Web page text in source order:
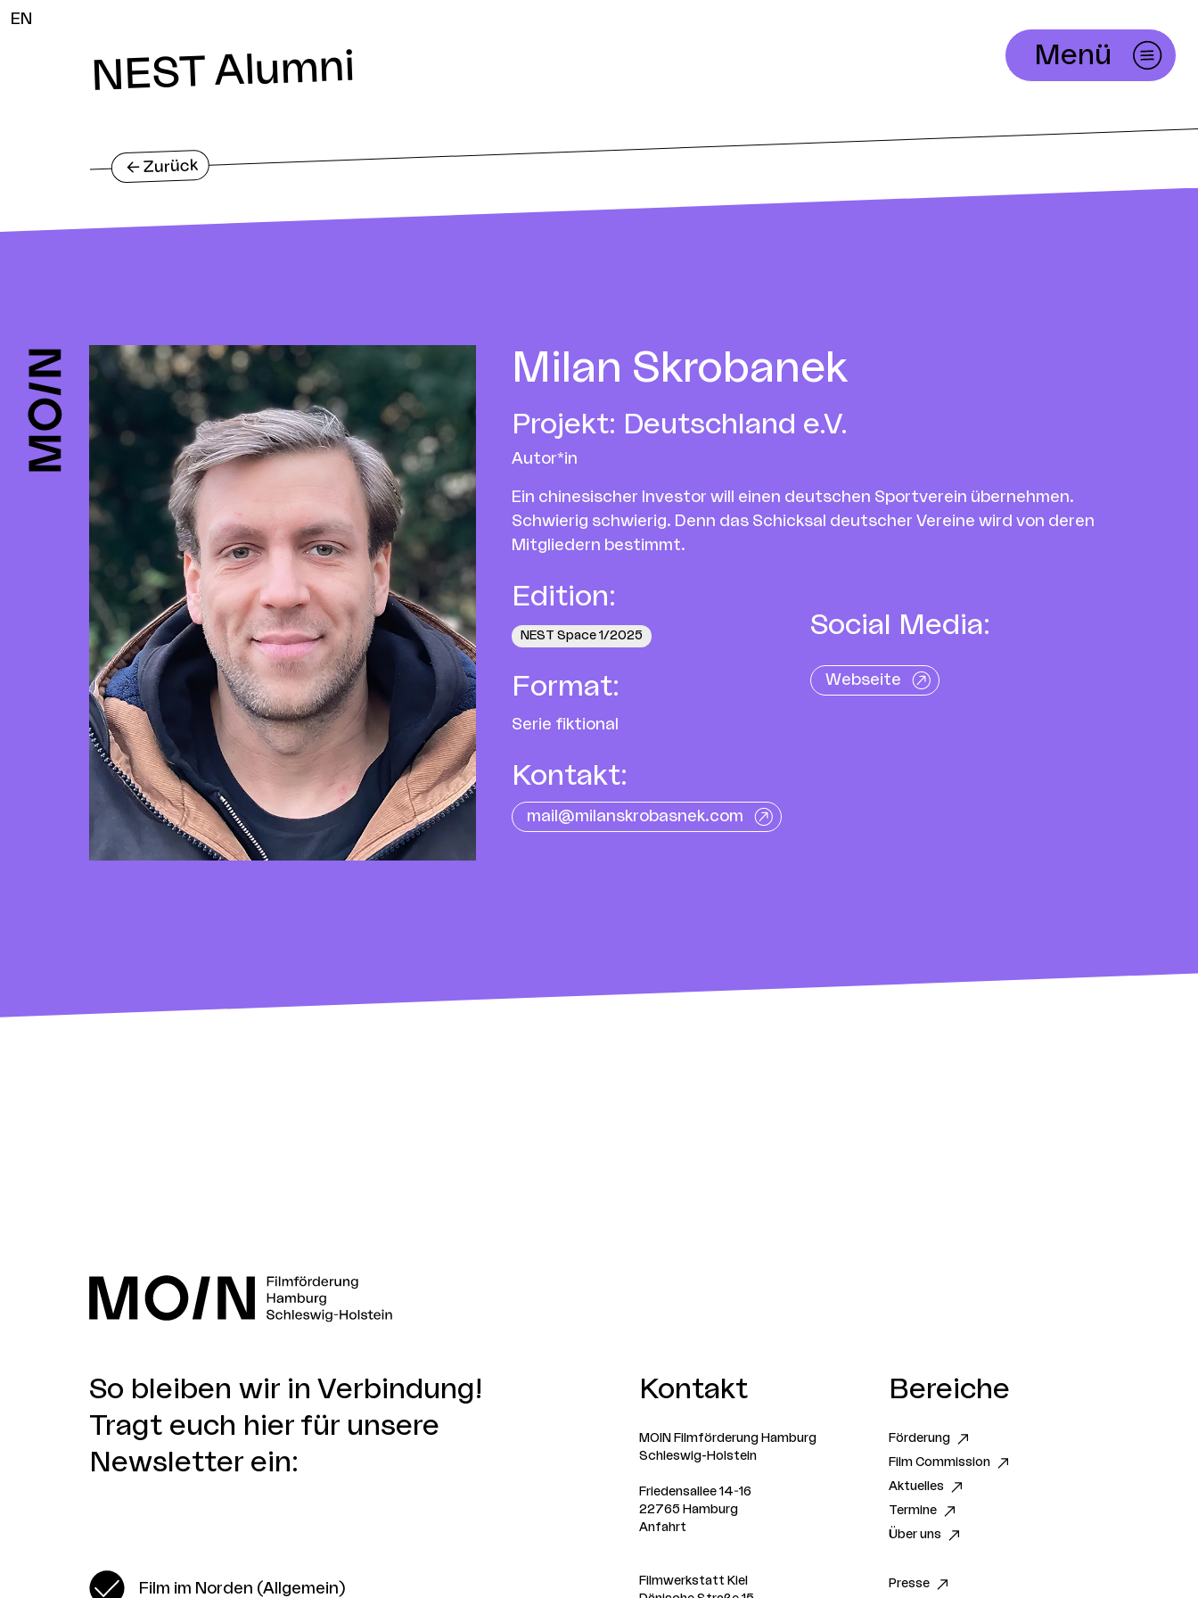
EN
Menü
NEST Alumni
<- Zurück
Milan Skrobanek
Projekt: Deutschland e.V.
Autor*in
Ein chinesischer Investor will einen deutschen Sportverein übernehmen.
Schwierig schwierig. Denn das Schicksal deutscher Vereine wird von deren
Mitgliedern bestimmt.
Edition:
NEST Space 1/2025
Format:
Serie fiktional
Kontakt:
mail@milanskrobasnek.com
Social Media:
Webseite
So bleiben wir in Verbindung!
Tragt euch hier für unsere
Newsletter ein:
Film im Norden (Allgemein)
Kontakt
MOIN Filmförderung Hamburg
Schleswig-Holstein
Friedensallee 14-16
22765 Hamburg
Anfahrt
Filmwerkstatt Kiel
Bereiche
Förderung
Film Commission
Aktuelles
Termine
Über uns
Presse